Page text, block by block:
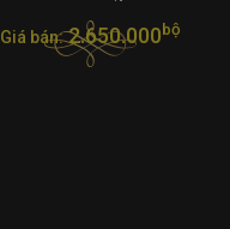
Giá bán:2.650.000bộ